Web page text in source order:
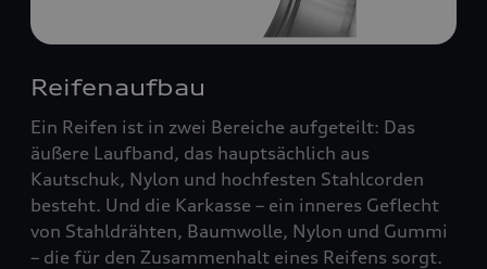
Reifenaufbau
Ein Reifen ist in zwei Bereiche aufgeteilt: Das
äußere Laufband, das hauptsächlich aus
Kautschuk, Nylon und hochfesten Stahlcorden
besteht. Und die Karkasse – ein inneres Geflecht
von Stahldrähten, Baumwolle, Nylon und Gummi
– die für den Zusammenhalt eines Reifens sorgt.